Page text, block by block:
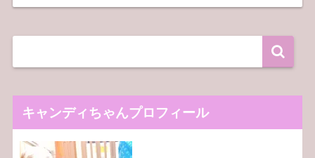
キャンディちゃんプロフィール